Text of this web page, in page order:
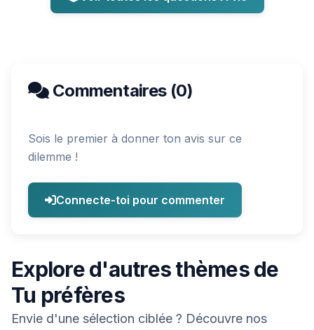
Commentaires (0)
Sois le premier à donner ton avis sur ce
dilemme !
Connecte-toi pour commenter
Explore d'autres thèmes de
Tu préfères
Envie d'une sélection ciblée ? Découvre nos